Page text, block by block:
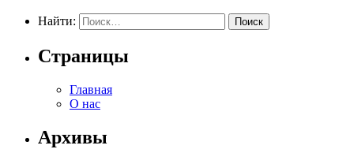
Найти:
Страницы
Главная
О нас
Архивы